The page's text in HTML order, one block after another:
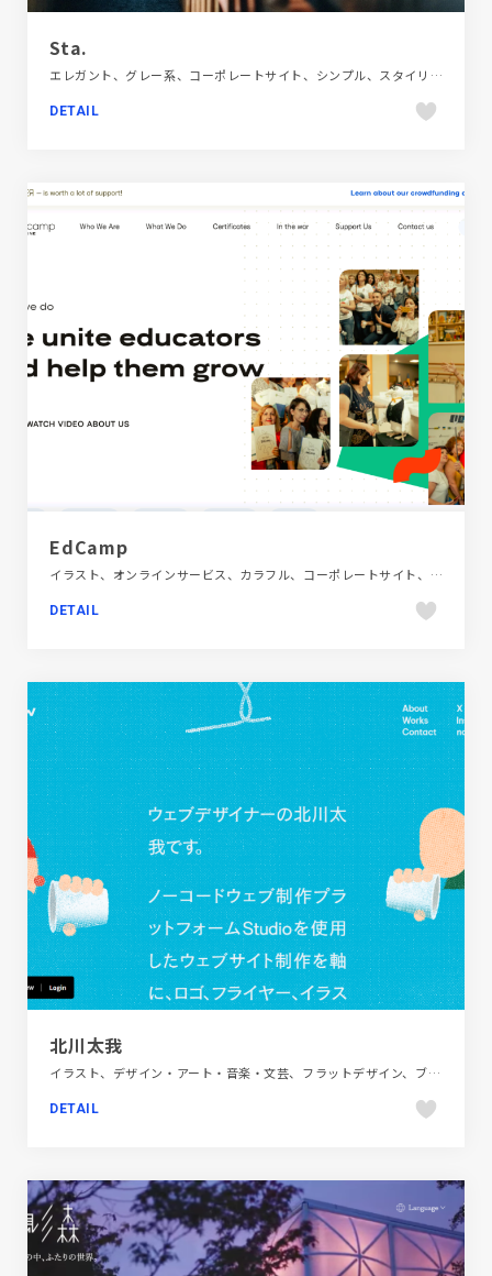
Sta.
エレガント、グレー系、コーポレートサイト、シンプル、スタイリッシュ、ダイナミック、大きめ写真、施設・店舗サイト、飲料・食品、飲食店・グルメ・ウェディング
DETAIL
EdCamp
イラスト、オンラインサービス、カラフル、コーポレートサイト、ホワイト系、ポップ、多言語対応、大きめ写真、教育・学校、施設・店舗サイト、海外サイト
DETAIL
北川太我
イラスト、デザイン・アート・音楽・文芸、フラットデザイン、ブルー系、ポップ、ポートフォリオ
DETAIL